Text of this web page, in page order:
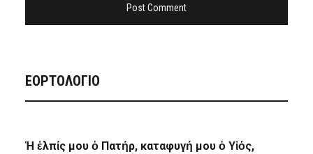
ΕΟΡΤΟΛΟΓΙΟ
Ἡ ἐλπίς μου ὁ Πατήρ, καταφυγή μου ὁ Υἱός,